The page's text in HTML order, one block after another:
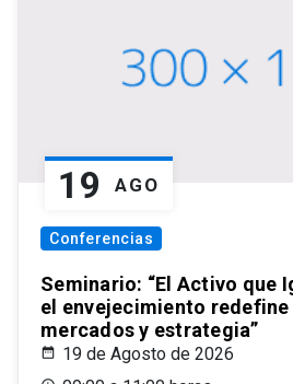
19 AGO
Conferencias
Seminario: “El Activo que
el envejecimiento
mercados y estrategia”
19 de Agosto de 2026